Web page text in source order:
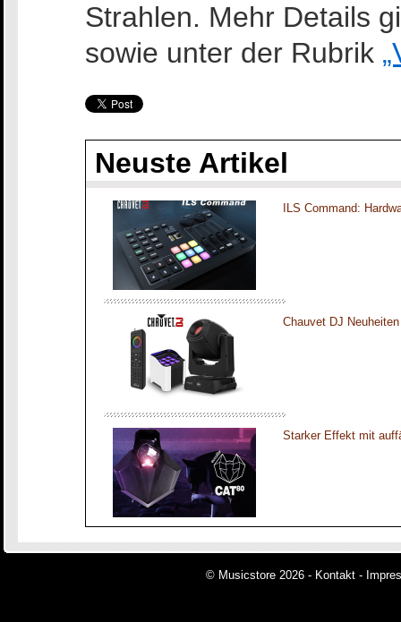
Strahlen. Mehr Details
sowie unter der Rubrik
Neuste Artikel
ILS Command:
Chauvet DJ
Starker Effekt mit
© Musicstore 2026 - Kontakt -